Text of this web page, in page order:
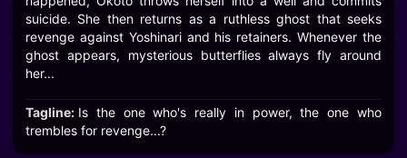
suicide. She then returns as a ruthless ghost that seeks
revenge against Yoshinari and his retainers. Whenever the
ghost appears, mysterious butterflies always fly around
her...
Tagline: Is the one who's really in power, the one who
trembles for revenge...?